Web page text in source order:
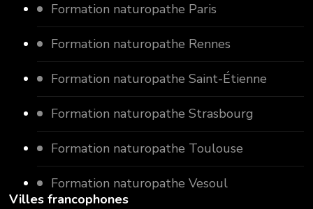
Formation naturopathe Paris
Formation naturopathe Rennes
Formation naturopathe Saint-Étienne
Formation naturopathe Strasbourg
Formation naturopathe Toulouse
Formation naturopathe Vesoul
Villes francophones